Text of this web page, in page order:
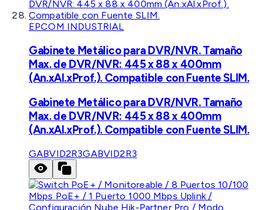
EPCOM INDUSTRIAL
Gabinete Metálico para DVR/NVR. Tamaño
Max. de DVR/NVR: 445 x 88 x 400mm
(An.xAl.xProf.). Compatible con Fuente SLIM.
Gabinete Metálico para DVR/NVR. Tamaño
Max. de DVR/NVR: 445 x 88 x 400mm
(An.xAl.xProf.). Compatible con Fuente SLIM.
GABVID2R3GABVID2R3